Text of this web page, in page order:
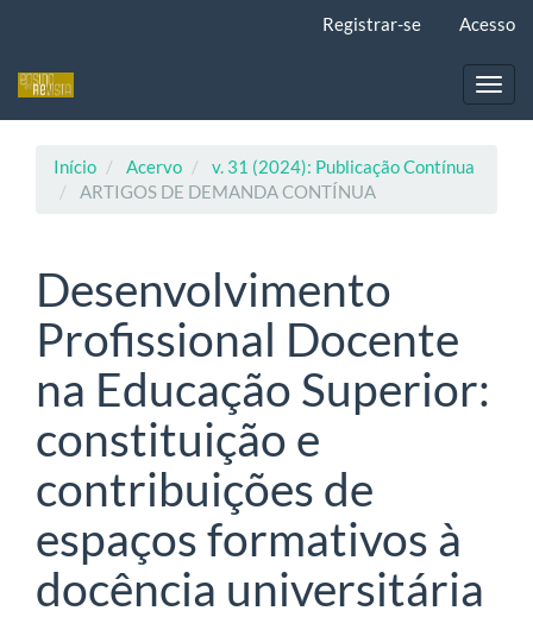
principal
Registrar-se Acesso
Início Acervo
v. 31 (2024): Publicação Contínua
ARTIGOS DE DEMANDA CONTÍNUA
Desenvolvimento
Profissional Docente
na Educação Superior:
constituição e
contribuições de
espaços formativos à
docência universitária